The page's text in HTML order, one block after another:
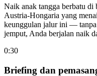
Naik anak tangga berbatu di
Austria-Hongaria yang
keunggulan jalur ini — tanpa
jemput, Anda berjalan naik
0:30
Briefing dan